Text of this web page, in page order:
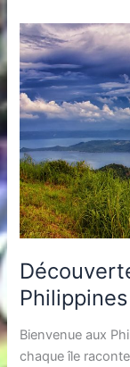
Philippines
Bienvenue aux
chaque île